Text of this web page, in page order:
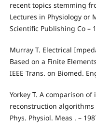
recent topics stemming
Lectures in Physiology or
Scientific Publishing Co –
Murray T. Electrical
Based on a Finite
IEEE Trans. on Biomed.
Yorkey T. A comparison
reconstruction algorithms
Phys. Physiol. Meas . –